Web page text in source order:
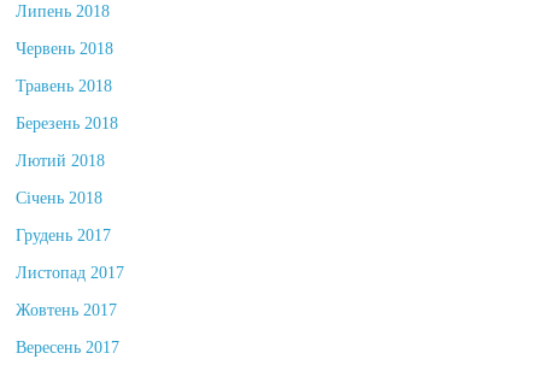
Липень 2018
Червень 2018
Травень 2018
Березень 2018
Лютий 2018
Січень 2018
Грудень 2017
Листопад 2017
Жовтень 2017
Вересень 2017